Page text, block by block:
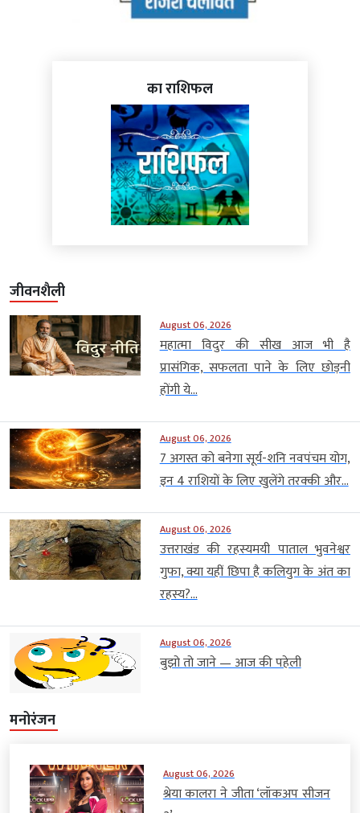
का राशिफल
जीवनशैली
August 06, 2026
महात्मा विदुर की सीख आज भी है
प्रासंगिक, सफलता पाने के लिए छोड़नी
होंगी ये...
August 06, 2026
7 अगस्त को बनेगा सूर्य-शनि नवपंचम योग,
इन 4 राशियों के लिए खुलेंगे तरक्की और...
August 06, 2026
उत्तराखंड की रहस्यमयी पाताल भुवनेश्वर
गुफा, क्या यहीं छिपा है कलियुग के अंत का
रहस्य?...
August 06, 2026
बुझो तो जाने — आज की पहेली
मनोरंजन
August 06, 2026
श्रेया कालरा ने जीता ‘लॉकअप सीजन